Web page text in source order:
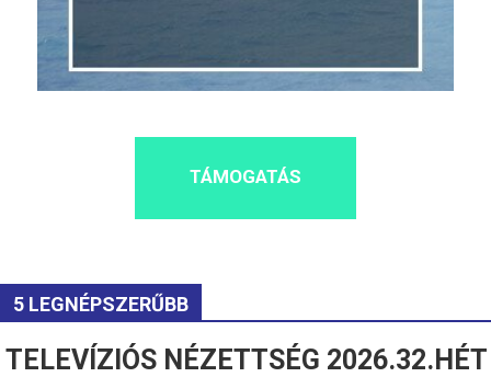
TÁMOGATÁS
5 LEGNÉPSZERŰBB
TELEVÍZIÓS NÉZETTSÉG 2026.32.HÉT